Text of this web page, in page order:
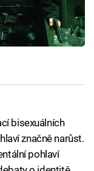
bisexuálních
značně narůst.
pohlaví